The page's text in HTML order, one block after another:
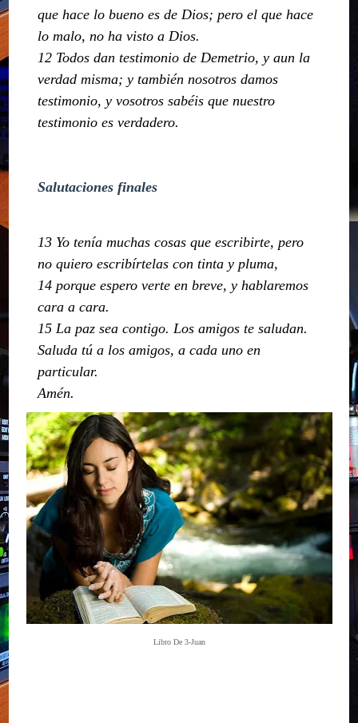
que hace lo bueno es de Dios; pero el que hace
lo malo, no ha visto a Dios.
12 Todos dan testimonio de Demetrio, y aun la
verdad misma; y también nosotros damos
testimonio, y vosotros sabéis que nuestro
testimonio es verdadero.
Salutaciones finales
13 Yo tenía muchas cosas que escribirte, pero
no quiero escribírtelas con tinta y pluma,
14 porque espero verte en breve, y hablaremos
cara a cara.
15 La paz sea contigo. Los amigos te saludan.
Saluda tú a los amigos, a cada uno en
particular.
Amén.
Libro De 3-Juan